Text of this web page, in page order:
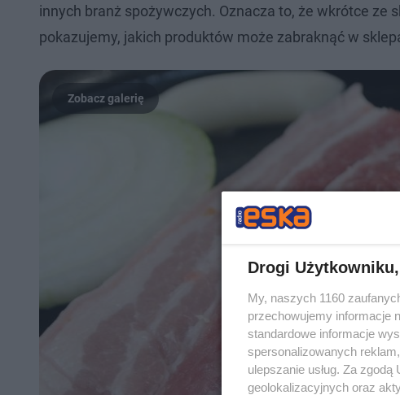
innych branż spożywczych. Oznacza to, że wkrótce
pokazujemy, jakich produktów może zabraknąć w
Drogi Użytkowniku,
My, naszych 1160
przechowujemy informacje
standardowe informacje
spersonalizowanych
ulepszanie usług. Za
geolokalizacyjnych oraz